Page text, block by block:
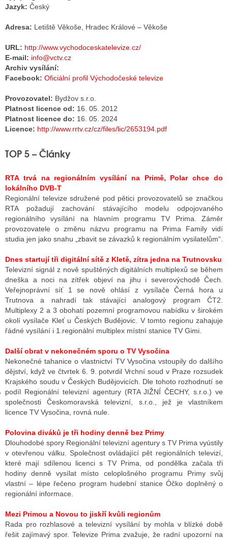
TELEVIZÍ
VYSÍLAČE
INTERNET
RÁDIA
STRÁNKY RÁDIÍ
TISK
STÁT BLOGEREM
BLOGERA
DISKUTÉRA NA RADIOTV
STARŠÍCH DISKUZÍ
Jazyk: Český
Adresa: Letiště Věkoše, Hradec Králové – Věkoše
URL: http://www.vychodoceskatelevize.cz/
E-mail: info@vctv.cz
Archiv vysílání:
Facebook: Oficiální profil Východočeské televize
Provozovatel: Bydžov s.r.o.
Platnost licence od: 16. 05. 2012
Platnost licence do: 16. 05. 2024
Licence: http://www.rrtv.cz/cz/files/lic/2653194.pdf
TOP 5 – Články
RTA trvá na regionálním vysílání na Primě, Polar chce do
lokálního DVB-T
Regionální televize sdružené pod pětici provozovatelů se značkou
RTA požadují zachování stávajícího modelu odpojovaného
regionálního vysílání na hlavním programu TV Prima. Záměr
provozovatele o změnu názvu programu na Prima Family vidí
studia jen jako snahu „zbavit se závazků k regionálním vysilatelům“.
Dnes startují tři digitální sítě z Kletě, zítra jedna na Trutnovsku
Televizní signál z nově spuštěných digitálních multiplexů se během
dneška a noci na zítřek objeví na jihu i severovýchodě Čech.
Veřejnoprávní síť 1 se nově ohlásí z vysílače Černá hora u
Trutnova a nahradí tak stávající analogový program ČT2.
Multiplexy 2 a 3 obohatí pozemní programovou nabídku v širokém
okolí vysílače Kleť u Českých Budějovic. V tomto regionu zahajuje
řádné vysílání i 1.regionální multiplex místní stanice TV Gimi.
Další obrat v nekonečném sporu o TV Vysočina
Nekonečné tahanice o vlastnictví TV Vysočina vstoupily do dalšího
dějství, když ve čtvrtek 6. 9. potvrdil Vrchní soud v Praze rozsudek
Krajského soudu v Českých Budějovicích. Dle tohoto rozhodnutí se
podíl Regionální televizní agentury (RTA JIŽNÍ ČECHY, s.r.o.) ve
společnosti Českomoravská televizní, s.r.o., jež je vlastníkem
licence TV Vysočina, rovná nule.
Polovina diváků je tři hodiny denně bez Primy
Dlouhodobé spory Regionální televizní agentury s TV Prima vyústily
v otevřenou válku. Společnost ovládající pět regionálních televizí,
které mají sdílenou licenci s TV Prima, od pondělka začala tři
hodiny denně vysílat místo celoplošného programu Primy svůj
vlastní – lépe řečeno program hudební stanice Óčko doplněný o
regionální informace.
Mezi Primou a Novou to jiskří kvůli regionům
Rada pro rozhlasové a televizní vysílání by mohla v blízké době
řešit zajímavý spor. Televize Prima zvažuje, že radní upozorní na